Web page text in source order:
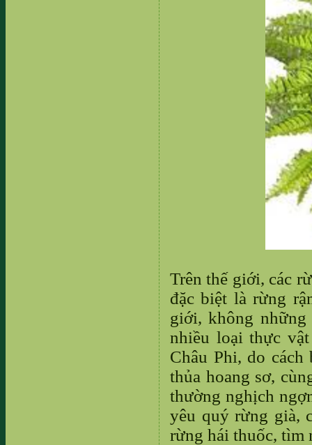
Trên thế giới, các
đặc biệt là rừng
giới, không
nhiều loại thực
Châu Phi, do
thủa hoang sơ,
thường nghịch
yêu quý rừng già,
rừng hái thuốc,